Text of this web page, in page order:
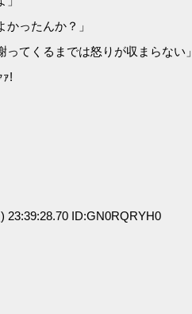
ったんか？」
てくるまでは怒りが収まらない」
ｧ!
23:39:28.70 ID:GN0RQRYH0